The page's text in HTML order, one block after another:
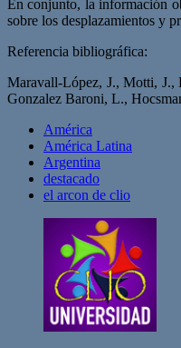
En conjunto, la información
sobre los desplazamientos y
Referencia bibliográfica:
Maravall-López, J., Motti, J.,
Gonzalez Baroni, L.,
América
América Latina
Argentina
destacado
el arcon de clio